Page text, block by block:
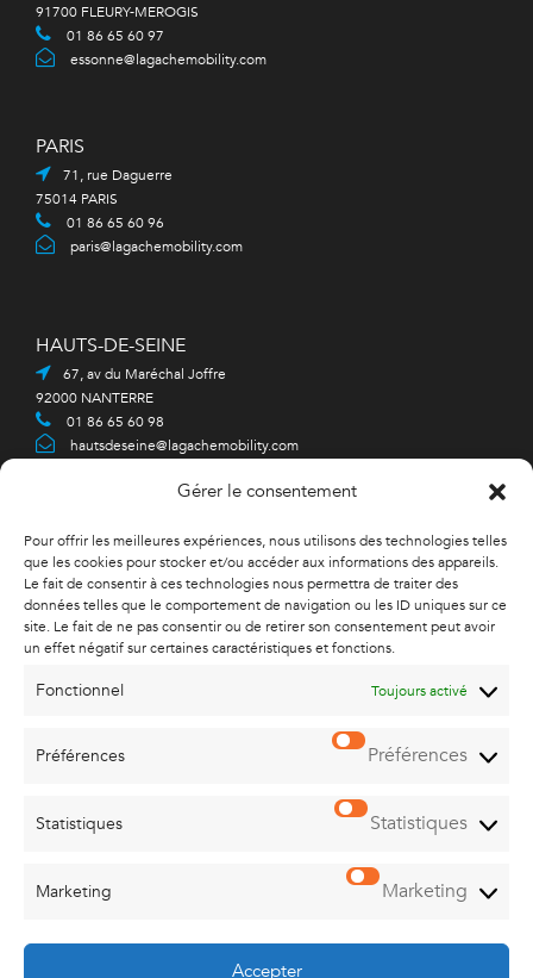
Gérer le consentement
Pour offrir les meilleures expériences, nous utilisons des technologies telles
que les cookies pour stocker et/ou accéder aux informations des appareils.
Le fait de consentir à ces technologies nous permettra de traiter des
données telles que le comportement de navigation ou les ID uniques sur ce
site. Le fait de ne pas consentir ou de retirer son consentement peut avoir
un effet négatif sur certaines caractéristiques et fonctions.
Fonctionnel Toujours activé
Préférences Préférences
Statistiques Statistiques
Marketing Marketing
Accepter
91700 FLEURY-MEROGIS
01 86 65 60 97
essonne@lagachemobility.com
PARIS
71, rue Daguerre
75014 PARIS
01 86 65 60 96
paris@lagachemobility.com
HAUTS-DE-SEINE
67, av du Maréchal Joffre
92000 NANTERRE
01 86 65 60 98
hautsdeseine@lagachemobility.com
YVELINES
18, bvd Libération
78220 VIROFLAY
01 86 65 60 95
SEINE ET MARNE
1015, rue du Maréchal Juin
77000 MELUN - VAUX LE PENIL
seineetmarne@lagachemobility.com